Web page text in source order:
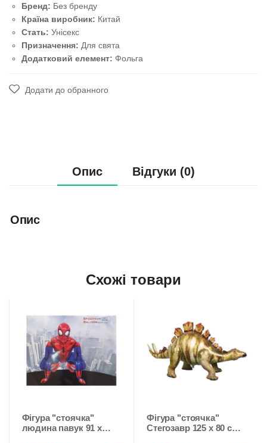
Бренд: Без бренду
Країна виробник: Китай
Стать: Унісекс
Призначення: Для свята
Додатковий елемент: Фольга
Додати до обранного
Опис Відгуки (0)
Опис
Схожі товари
Фігура "стоячка"
людина павук 91 х
Фігура "стоячка"
Стегозавр 125 х 80 см